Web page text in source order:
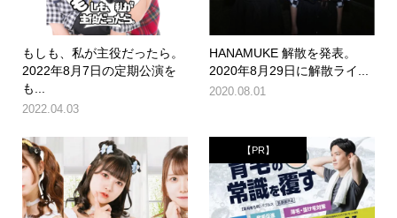
もしも、私が主役だったら。
2022年8月7日の定期公演を
も...
2022.04.03
HANAMUKE 解散を発表。
2020年8月29日に解散ライ...
2020.08.01
【PR】